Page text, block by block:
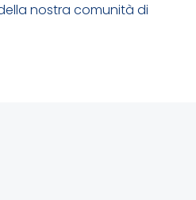
nostra comunità di